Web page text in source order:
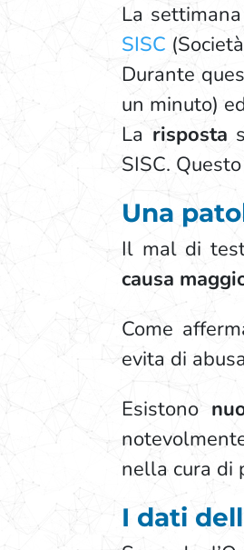
La
SISC
Durante
un minuto)
Larisposta
SISC.
Una
Il mal di
causa
Come
evita di
Esistono
nella cura di
I dati